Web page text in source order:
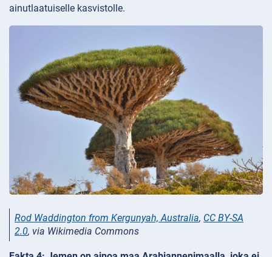
ainutlaatuiselle kasvistolle.
Rod Waddington from Kergunyah, Australia, CC BY-SA
2.0, via Wikimedia Commons